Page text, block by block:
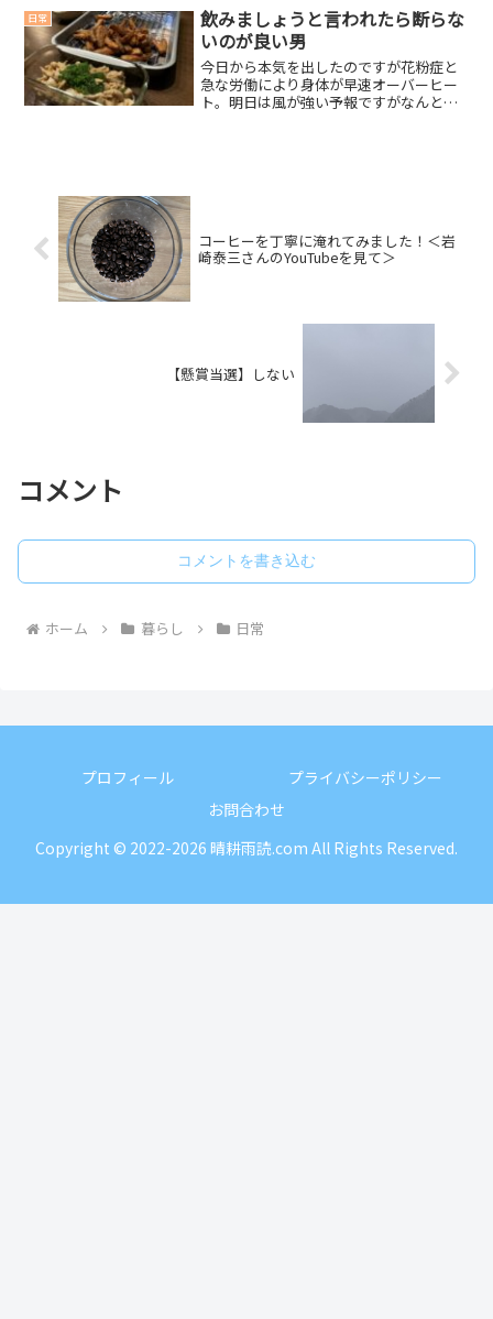
楽しくない作業。本当は全部...
日常
飲みましょうと言われたら断らな
いのが良い男
今日から本気を出したのですが花粉症と
急な労働により身体が早速オーバーヒー
ト。明日は風が強い予報ですがなんとし
コーヒーを丁寧に淹れてみました！＜岩
崎泰三さんのYouTubeを見て＞
【懸賞当選】しない
コメント
コメントを書き込む
ホーム 暮らし 日常
プロフィール
プライバシーポリシー
お問合わせ
Copyright © 2022-2026 晴耕雨読.com All Rights Reserved.